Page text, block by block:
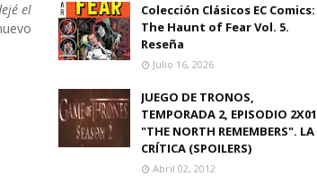
el
Colección Clásicos EC Comics:
The Haunt of Fear Vol. 5.
Reseña
Julio 16, 2026
JUEGO DE TRONOS,
TEMPORADA 2, EPISODIO 2X01
"THE NORTH REMEMBERS". LA
CRÍTICA (SPOILERS)
Abril 02, 2012